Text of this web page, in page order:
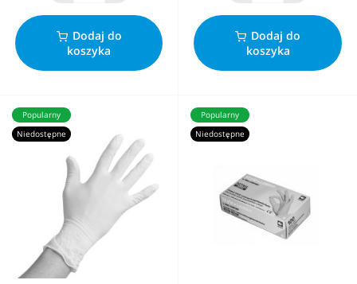
Dodaj do
koszyka
Dodaj do
koszyka
Popularny
Niedostępne
Popularny
Niedostępne